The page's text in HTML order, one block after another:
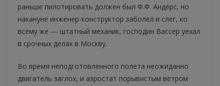
раньше пилотировать должен был Ф.Ф. Андерс, но
накануне инженер-конструктор заболел и слег, ко
всему же — штатный механик, господин Вассер уехал
в срочных делах в Москву.
Во время неподготовленного полета неожиданно
двигатель заглох, и аэростат порывистым ветром